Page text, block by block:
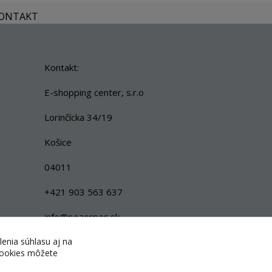
Kontakt:
E-shopping center, s.r.o
Lorinčícka 34/19
Košice
04011
+421 903 563 637
info@pozorpes.sk
súhlasu aj na
môžete